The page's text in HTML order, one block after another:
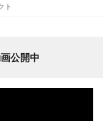
ト
公開中